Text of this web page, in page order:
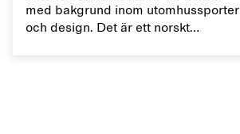
med bakgrund inom utomhussporter
och design. Det är ett norskt